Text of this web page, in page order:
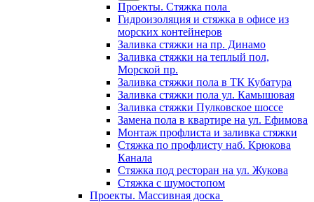
Проекты. Стяжка пола
Гидроизоляция и стяжка в офисе из
морских контейнеров
Заливка стяжки на пр. Динамо
Заливка стяжки на теплый пол,
Морской пр.
Заливка стяжки пола в ТК Кубатура
Заливка стяжки пола ул. Камышовая
Заливка стяжки Пулковское шоссе
Замена пола в квартире на ул. Ефимова
Монтаж профлиста и заливка стяжки
Стяжка по профлисту наб. Крюкова
Канала
Стяжка под ресторан на ул. Жукова
Стяжка с шумостопом
Проекты. Массивная доска